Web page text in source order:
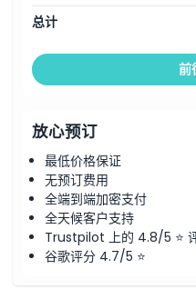
总计
前
放心预订
最低价格保证
无预订费用
全端到端加密支付
全天候客户支持
Trustpilot 上的 4.8/5 ⭐
谷歌评分 4.7/5 ⭐